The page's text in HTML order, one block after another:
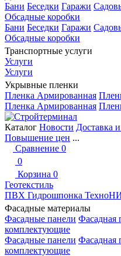
Бани Беседки Гаражи
Обсадные коробки
Бани Беседки Гаражи
Обсадные коробки
Транспортные услуги
Услуги
Услуги
Укрывные пленки
Пленка Армированная
Пленка Армированная
Каталог Новости Доставка
Повышение цен ...
Сравнение 0
0
Корзина 0
Геотекстиль
ПВХ Гидрошпонка
Фасадные материалы
Фасадные панели Фасадная
комплектующие
Фасадные панели Фасадная
комплектующие